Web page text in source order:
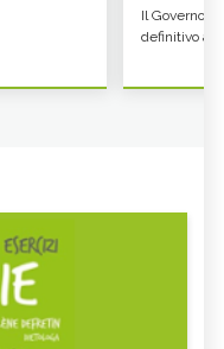
Il Governo
definitivo